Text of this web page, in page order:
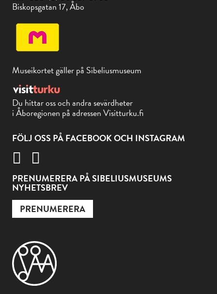
Biskopsgatan 17, Åbo
Museikortet gäller på Sibeliusmuseum
Du hittar oss och andra sevärdheter
i Åboregionen på adressen Visitturku.fi
FÖLJ OSS PÅ FACEBOOK OCH INSTAGRAM
PRENUMERERA PÅ SIBELIUSMUSEUMS
NYHETSBREV
PRENUMERERA